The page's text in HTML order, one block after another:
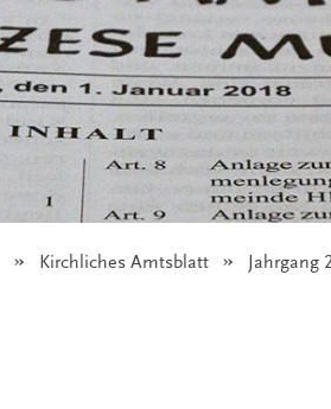
Kirchliches Amtsblatt Angezeigt:
Jahrgang